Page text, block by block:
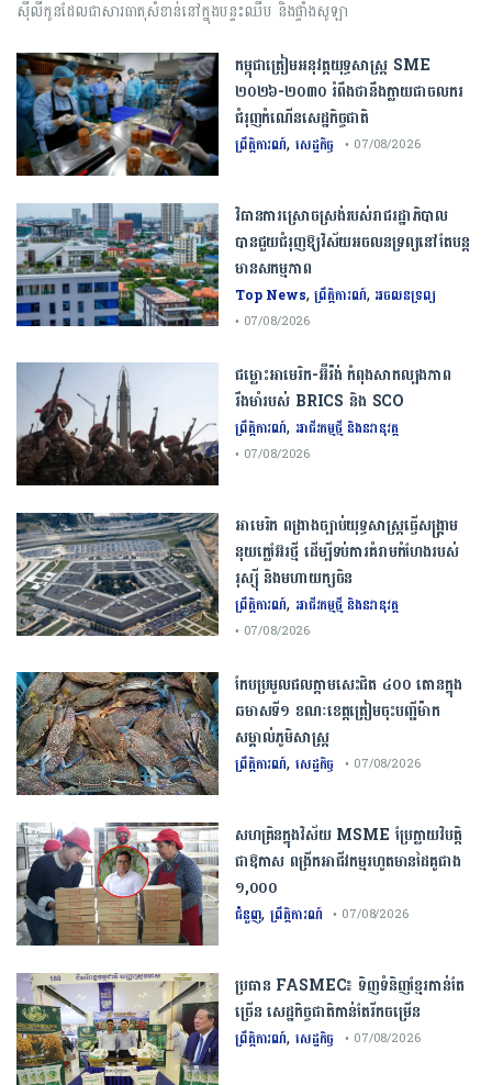
ស៊ីលីកូនដែលជាសារធាតុសំខាន់នៅក្នុងបន្ទះឈីប និងផ្ទាំងសូឡា
កម្ពុជា​ត្រៀមអនុវត្ត​យុទ្ធសាស្ត្រ​ ​SME​ ​
២០២៦​-​២០៣០​ រំពឹងថានឹងក្លាយ​ជា​ចលករ​
ជំរុញ​កំណើន​សេដ្ឋកិច្ច​ជាតិ​
ព្រឹត្តិការណ៍, សេដ្ឋកិច្ច • 07/08/2026
វិធានការស្រោចស្រង់របស់រាជរដ្ឋាភិបាល​
បាន​ជួយ​ជំរុញឱ្យវិស័យ​អចលនទ្រព្យនៅតែបន្ត​
មានសកម្មភាព
Top News,ព្រឹត្តិការណ៍, អចលនទ្រព្យ
• 07/08/2026
ជម្លោះ​អាមេរិក​-​អ៊ីរ៉ង់​ ​កំពុង​សាកល្បង​ភាព​
រឹងមាំ​របស់​ ​BRICS​ ​និង​ ​SCO​
ព្រឹត្តិការណ៍, អាជីវកម្មថ្មី និងនវានុវត្ត
• 07/08/2026
​អាមេរិក​ ពង្រាងច្បាប់​យុទ្ធសាស្ត្រ​ធ្វើ​សង្គ្រាម​
នុយក្លេអ៊ែរ​ថ្មី ដើម្បីទប់ការគំរាមកំហែងរបស់​
រុស្ស៊ី និងមហាយក្សចិន
ព្រឹត្តិការណ៍, អាជីវកម្មថ្មី និងនវានុវត្ត
• 07/08/2026
កែប​ប្រមូល​ផល​ក្តាម​សេះ​ជិត​ ​៤០០ ​តោន​ក្នុង​
ឆមាស​ទី​១​ ​ខណៈ​ខេត្ត​ត្រៀម​ចុះបញ្ជី​ម៉ាក​
សម្គាល់​ភូមិសាស្ត្រ​
ព្រឹត្តិការណ៍, សេដ្ឋកិច្ច • 07/08/2026
សហគ្រិនក្នុងវិស័យ MSME ប្រែក្លាយវិបត្តិ
ជាឱកាស ពង្រីកអាជីវកម្មរហូតមានដៃគូជាង
១,០០០
ជំនួញ,ព្រឹត្តិការណ៍ • 07/08/2026
ប្រធាន​​ ​FASMEC​៖​ ​ទិញ​ទំនិញ​ខ្មែរ​កាន់តែ​
ច្រើន​ ​សេដ្ឋកិច្ច​ជាតិ​កាន់តែ​រីកចម្រើន​
ព្រឹត្តិការណ៍, សេដ្ឋកិច្ច • 07/08/2026